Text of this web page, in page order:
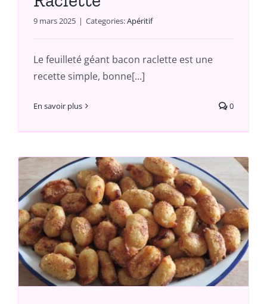
9 mars 2025 | Categories:Apéritif
Le feuilleté géant bacon raclette est une
recette simple, bonne[...]
En savoir plus 0